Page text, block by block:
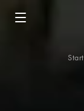
Start